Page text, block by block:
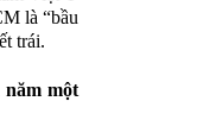
là “bầu
trái.
một